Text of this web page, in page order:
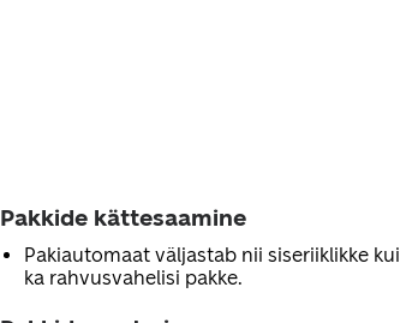
Pakkide kättesaamine
Pakiautomaat väljastab nii siseriiklikke kui
ka rahvusvahelisi pakke.